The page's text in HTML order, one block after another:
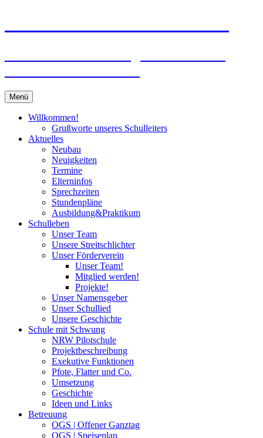
Menü
Willkommen!
Grußworte unseres Schulleiters
Aktuelles
Neubau
Neuigkeiten
Termine
Elterninfos
Sprechzeiten
Stundenpläne
Ausbildung&Praktikum
Schulleben
Unser Team
Unsere Streitschlichter
Unser Förderverein
Unser Team!
Mitglied werden!
Projekte!
Unser Namensgeber
Unser Schullied
Unsere Geschichte
Schule mit Schwung
NRW Pilotschule
Projektbeschreibung
Exekutive Funktionen
Pfote, Flatter und Co.
Umsetzung
Geschichte
Ideen und Links
Betreuung
OGS | Offener Ganztag
OGS | Speiseplan